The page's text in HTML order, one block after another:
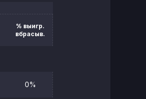
% выигр.
вбрасыв.
0%